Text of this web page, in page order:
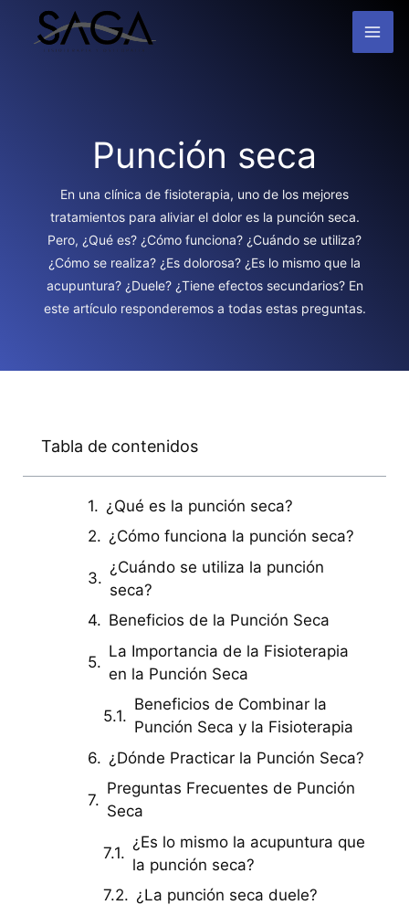
contenido
Punción seca
En una clínica de fisioterapia, uno de los mejores
tratamientos para aliviar el dolor es la punción seca.
Pero, ¿Qué es? ¿Cómo funciona? ¿Cuándo se utiliza?
¿Cómo se realiza? ¿Es dolorosa? ¿Es lo mismo que la
acupuntura? ¿Duele? ¿Tiene efectos secundarios? En
este artículo responderemos a todas estas preguntas.
Tabla de contenidos
¿Qué es la punción seca?
¿Cómo funciona la punción seca?
¿Cuándo se utiliza la punción
seca?
Beneficios de la Punción Seca
La Importancia de la Fisioterapia
en la Punción Seca
Beneficios de Combinar la
Punción Seca y la Fisioterapia
¿Dónde Practicar la Punción Seca?
Preguntas Frecuentes de Punción
Seca
¿Es lo mismo la acupuntura que
la punción seca?
¿La punción seca duele?